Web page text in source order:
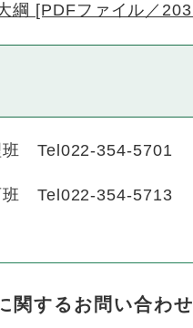
綱 [PDFファイル／
Tel022-354-5701
Tel022-354-5713
関するお問い合わ